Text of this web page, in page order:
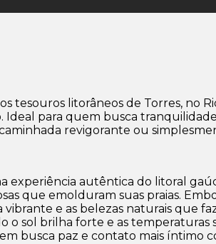
tesouros litorâneos de Torres, no
para quem busca
revigorante ou
experiência autêntica do litoral
que emolduram suas praias.
e as belezas naturais que
sol brilha forte e as temperaturas
busca paz e contato mais íntimo